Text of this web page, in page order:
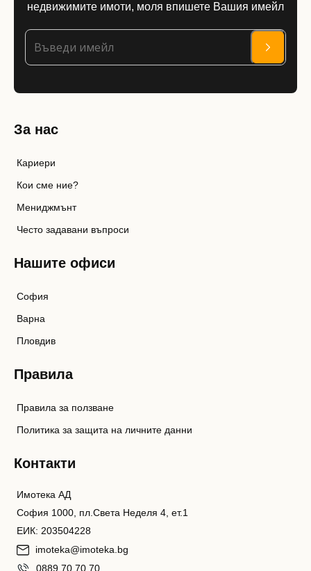
недвижимите имоти, моля впишете Вашия имейл
За нас
Кариери
Кои сме ние?
Мениджмънт
Често задавани въпроси
Нашите офиси
София
Варна
Пловдив
Правила
Правила за ползване
Политика за защита на личните данни
Контакти
Имотека АД
София 1000, пл.Света Неделя 4, ет.1
ЕИК: 203504228
imoteka@imoteka.bg
0889 70 70 70